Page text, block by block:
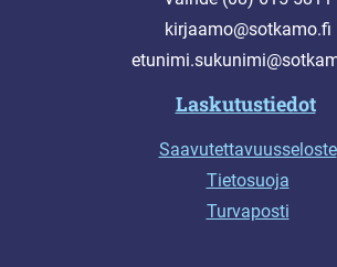
kirjaamo@sotkamo.fi
Laskutustiedot
Saavutettavuusseloste
Tietosuoja
Turvaposti